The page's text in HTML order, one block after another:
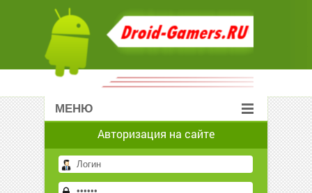
МЕНЮ
Авторизация на сайте